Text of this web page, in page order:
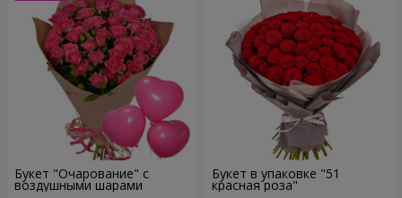
Букет "Очарование" с
воздушными шарами
Букет в упаковке "51
красная роза"